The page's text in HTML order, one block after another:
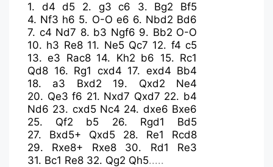
1. d4 d5 2. g3 c6 3. Bg2
Bf5
4. Nf3 h6 5. O-O e6 6. Nbd2 Bd6
7. c4 Nd7 8. b3 Ngf6 9. Bb2 O-O
10. h3 Re8 11. Ne5 Qc7 12. f4 c5
13.e3 Rac8 14. Kh2 b6 15. Rc1
Qd8 16. Rg1 cxd4 17. exd4 Bb4
18. a3 Bxd2 19. Qxd2
Ne4
20. Qe3 f6 21. Nxd7 Qxd7 22. b4
Nd6 23. cxd5 Nc4 24. dxe6 Bxe6
25. Qf2 b5 26. Rgd1
Bd5
27. Bxd5+ Qxd5 28. Re1
Rcd8
29. Rxe8+ Rxe8 30. Rd1
Re3
31. Bc1 Re8 32. Qg2 Qh5.....